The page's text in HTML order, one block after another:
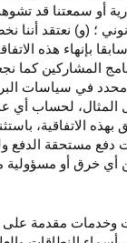
أو سمعتنا
؛ (و) نعتقد
بإنهاء هذه
المشاركين
فإن أي انتهاك للقسم ٥
لحساب أي
بهذه
الاتفاقية،
دفع مستحقة
الدفع
خرق أو مسؤولية
وخدمات مقدمة على